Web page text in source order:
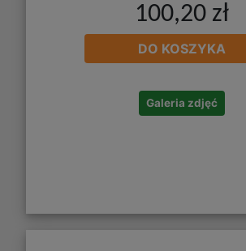
100,20 zł
DO KOSZYKA
Galeria zdjęć